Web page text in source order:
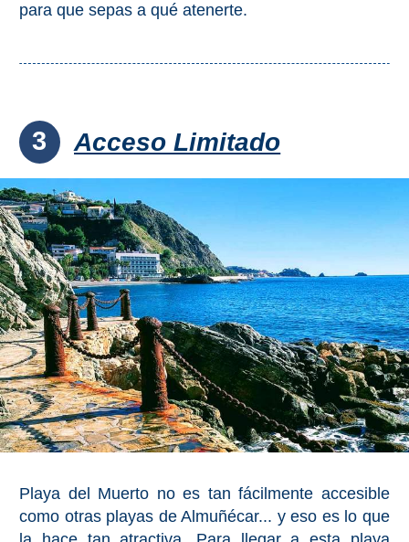
Tours de
Senderismo
Top 10
Top Gratis
Para Niños
LOS
MEJORES
SITIOS
CERCANOS
➜
Caminito del Rey
para que sepas a qué atenerte.
3 Acceso Limitado
Playa del Muerto no es tan fácilmente accesible
como otras playas de Almuñécar... y eso es lo que